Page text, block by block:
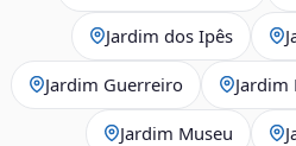
Jardim dos Ipês
Jardim Guerreiro Jardim
Jardim Museu